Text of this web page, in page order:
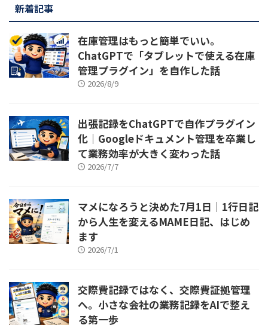
新着記事
在庫管理はもっと簡単でいい。
ChatGPTで「タブレットで使える在庫
管理プラグイン」を自作した話
2026/8/9
出張記録をChatGPTで自作プラグイン
化｜Googleドキュメント管理を卒業し
て業務効率が大きく変わった話
2026/7/7
マメになろうと決めた7月1日｜1行日記
から人生を変えるMAME日記、はじめ
ます
2026/7/1
交際費記録ではなく、交際費証拠管理
へ。小さな会社の業務記録をAIで整え
る第一歩